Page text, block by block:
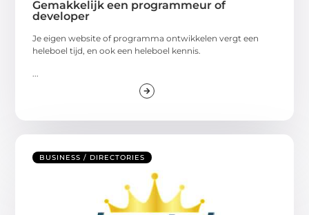
Gemakkelijk een programmeur of
developer
Je eigen website of programma ontwikkelen vergt een
heleboel tijd, en ook een heleboel kennis.
BUSINESS / DIRECTORIES